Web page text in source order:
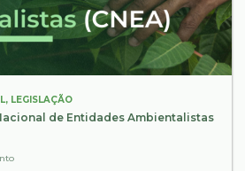
, LEGISLAÇÃO
de Entidades Ambientalistas